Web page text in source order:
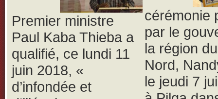
Premier ministre
Paul Kaba Thieba a
qualifié, ce lundi 11
juin 2018, «
d’infondée et
cérémonie
par le
la région
Nord,
le jeudi 7